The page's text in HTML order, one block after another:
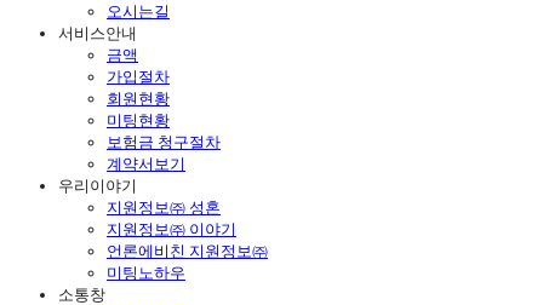
오시는길
서비스안내
금액
가입절차
회원현황
미팅현황
보험금 청구절차
계약서보기
우리이야기
지원정보㈜ 성혼
지원정보㈜ 이야기
언론에비친 지원정보㈜
미팅노하우
소통창